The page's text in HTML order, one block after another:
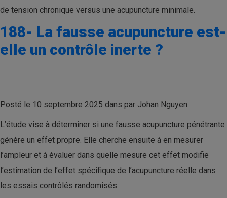
de tension chronique versus une acupuncture minimale.
188- La fausse acupuncture est-
elle un contrôle inerte ?
Posté le 10 septembre 2025 dans par Johan Nguyen.
L’étude vise à déterminer si une fausse acupuncture pénétrante
génère un effet propre. Elle cherche ensuite à en mesurer
l’ampleur et à évaluer dans quelle mesure cet effet modifie
l’estimation de l’effet spécifique de l’acupuncture réelle dans
les essais contrôlés randomisés.